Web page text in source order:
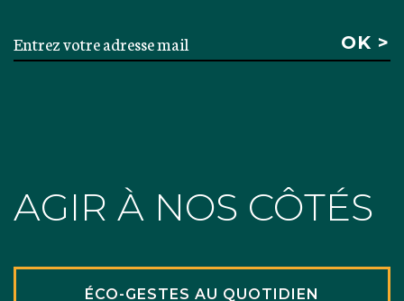
AGIR À NOS CÔTÉS
ÉCO-GESTES AU QUOTIDIEN